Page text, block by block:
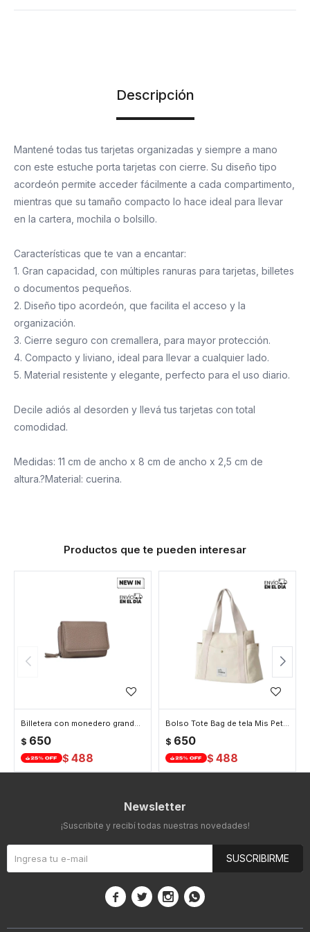
Descripción
Mantené todas tus tarjetas organizadas y siempre a mano
con este estuche porta tarjetas con cierre. Su diseño tipo
acordeón permite acceder fácilmente a cada compartimento,
mientras que su tamaño compacto lo hace ideal para llevar
en la cartera, mochila o bolsillo.
Características que te van a encantar:
1. Gran capacidad, con múltiples ranuras para tarjetas, billetes
o documentos pequeños.
2. Diseño tipo acordeón, que facilita el acceso y la
organización.
3. Cierre seguro con cremallera, para mayor protección.
4. Compacto y liviano, ideal para llevar a cualquier lado.
5. Material resistente y elegante, perfecto para el uso diario.
Decile adiós al desorden y llevá tus tarjetas con total
comodidad.
Medidas: 11 cm de ancho x 8 cm de ancho x 2,5 cm de
altura.?Material: cuerina.
Productos que te pueden interesar
Billetera con monedero grande - 8x10x4cm - Beige
$ 650
$ 488
Bolso Tote Bag de tela Mis Petates - Beige
$ 650
$ 488
Newsletter
¡Suscribite y recibí todas nuestras novedades!
SUSCRIBIRME
   